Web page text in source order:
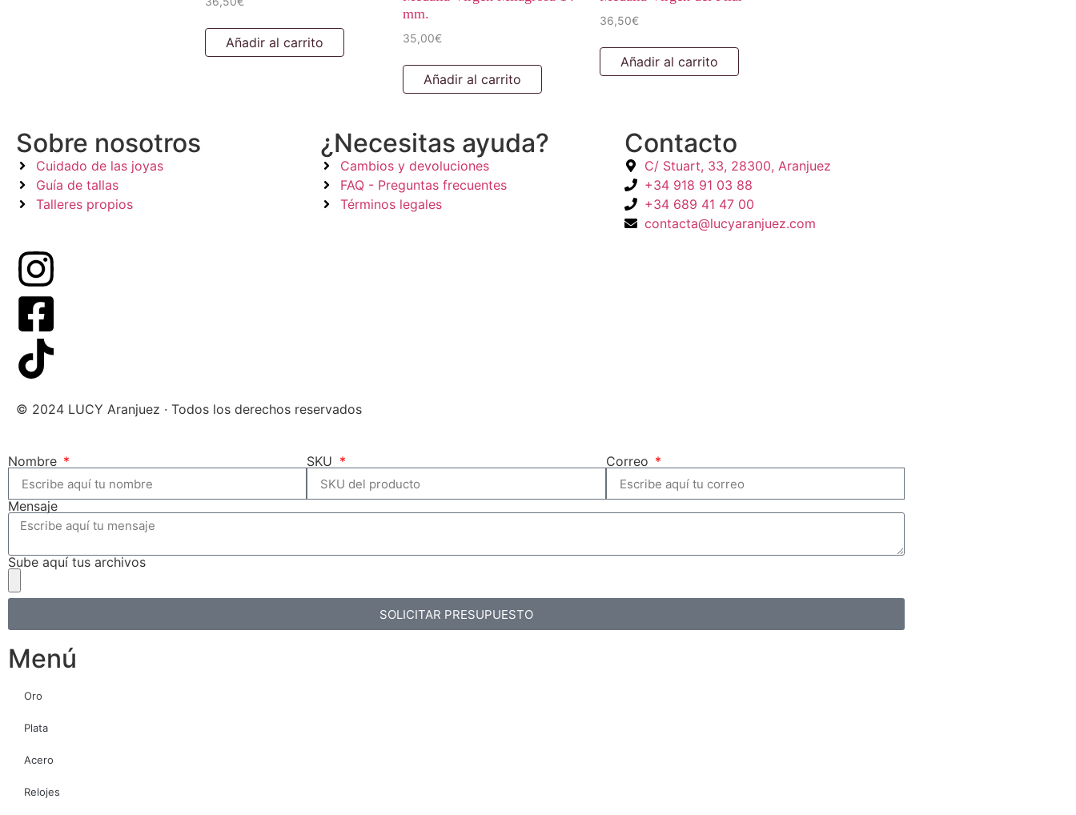
Añadir al carrito
mm.
35,00€
Añadir al carrito
36,50€
Añadir al carrito
Sobre nosotros
Cuidado de las joyas
Guía de tallas
Talleres propios
¿Necesitas ayuda?
Cambios y devoluciones
FAQ - Preguntas frecuentes
Términos legales
Contacto
C/ Stuart, 33, 28300, Aranjuez
+34 918 91 03 88
+34 689 41 47 00
contacta@lucyaranjuez.com
© 2024 LUCY Aranjuez · Todos los derechos reservados
Nombre SKU Correo
Mensaje
Sube aquí tus archivos
SOLICITAR PRESUPUESTO
Menú
Oro
Plata
Acero
Relojes